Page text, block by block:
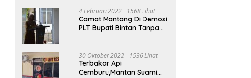
4 Februari 2022 1568 Lihat
Camat Mantang Di Demosi
PLT Bupati Bintan Tanpa
30 Oktober 2022 1536 Lihat
Terbakar Api
Cemburu,Mantan Suami